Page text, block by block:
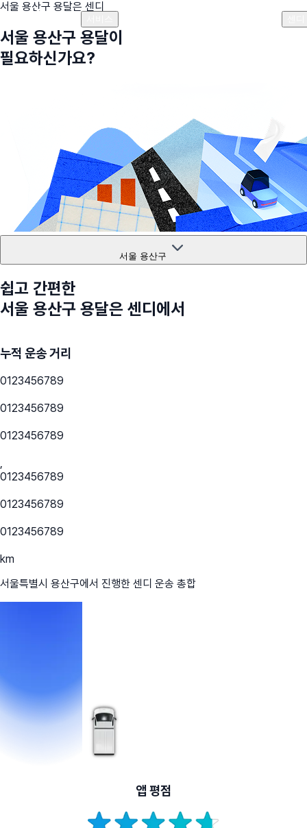
서울 용산구 용달은 센디
서울 용산구 용달이
필요하신가요?
서울 용산구
쉽고 간편한
서울 용산구 용달은 센디에서
누적 운송 거리
0123456789
0123456789
0123456789
,
0123456789
0123456789
0123456789
km
서울특별시 용산구에서 진행한 센디 운송 총합
앱 평점